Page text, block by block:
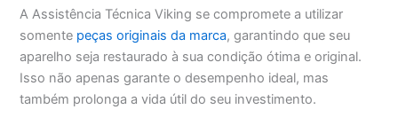
A Assistência Técnica Viking se compromete a utilizar
somente peças originais da marca, garantindo que seu
aparelho seja restaurado à sua condição ótima e original.
Isso não apenas garante o desempenho ideal, mas
também prolonga a vida útil do seu investimento.